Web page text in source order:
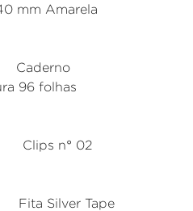
mm Amarela
96 folhas
n° 02
Tape